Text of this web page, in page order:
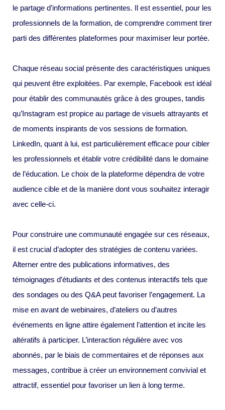
le partage d’informations pertinentes. Il est essentiel, pour les
professionnels de la formation, de comprendre comment tirer
parti des différentes plateformes pour maximiser leur portée.
Chaque réseau social présente des caractéristiques uniques
qui peuvent être exploitées. Par exemple, Facebook est idéal
pour établir des communautés grâce à des groupes, tandis
qu’Instagram est propice au partage de visuels attrayants et
de moments inspirants de vos sessions de formation.
LinkedIn, quant à lui, est particulièrement efficace pour cibler
les professionnels et établir votre crédibilité dans le domaine
de l’éducation. Le choix de la plateforme dépendra de votre
audience cible et de la manière dont vous souhaitez interagir
avec celle-ci.
Pour construire une communauté engagée sur ces réseaux,
il est crucial d’adopter des stratégies de contenu variées.
Alterner entre des publications informatives, des
témoignages d’étudiants et des contenus interactifs tels que
des sondages ou des Q&A peut favoriser l’engagement. La
mise en avant de webinaires, d’ateliers ou d’autres
événements en ligne attire également l’attention et incite les
altératifs à participer. L’interaction régulière avec vos
abonnés, par le biais de commentaires et de réponses aux
messages, contribue à créer un environnement convivial et
attractif, essentiel pour favoriser un lien à long terme.